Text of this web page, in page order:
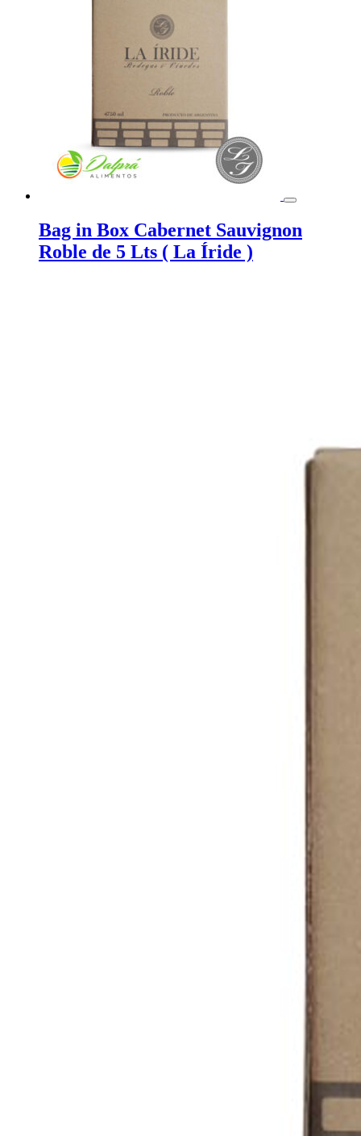
Bag in Box Cabernet Sauvignon
Roble de 5 Lts ( La Íride )